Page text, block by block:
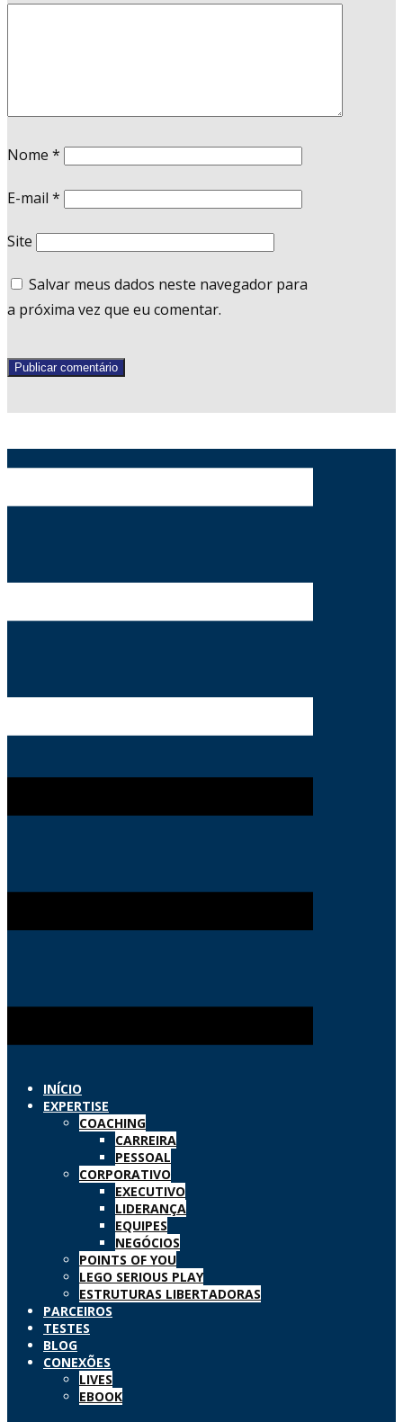
Nome *
E-mail *
Site
Salvar meus dados neste navegador para
a próxima vez que eu comentar.
Publicar comentário
INÍCIO
EXPERTISE
COACHING
CARREIRA
PESSOAL
CORPORATIVO
EXECUTIVO
LIDERANÇA
EQUIPES
NEGÓCIOS
POINTS OF YOU
LEGO SERIOUS PLAY
ESTRUTURAS LIBERTADORAS
PARCEIROS
TESTES
BLOG
CONEXÕES
LIVES
EBOOK